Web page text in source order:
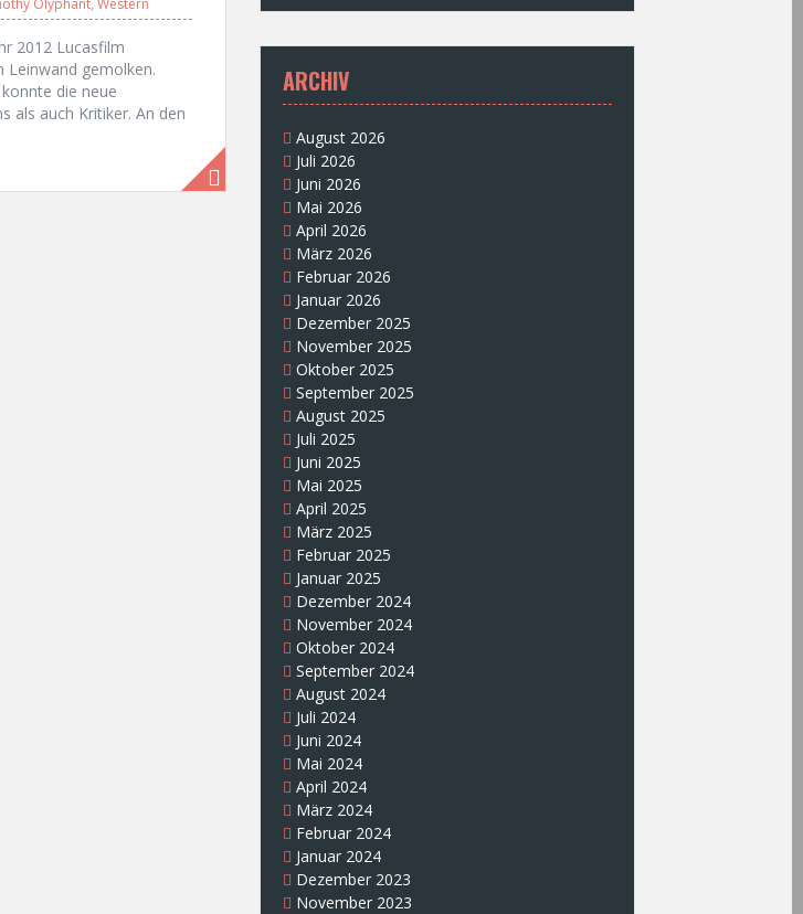
Olyphant, Western
2012 Lucasfilm
Leinwand gemolken.
die neue
als auch Kritiker. An den
ARCHIV
August 2026
Juli 2026
Juni 2026
Mai 2026
April 2026
März 2026
Februar 2026
Januar 2026
Dezember 2025
November 2025
Oktober 2025
September 2025
August 2025
Juli 2025
Juni 2025
Mai 2025
April 2025
März 2025
Februar 2025
Januar 2025
Dezember 2024
November 2024
Oktober 2024
September 2024
August 2024
Juli 2024
Juni 2024
Mai 2024
April 2024
März 2024
Februar 2024
Januar 2024
Dezember 2023
November 2023